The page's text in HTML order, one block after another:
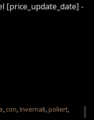
[price_update_date] -
, con,Invernali,poliert,